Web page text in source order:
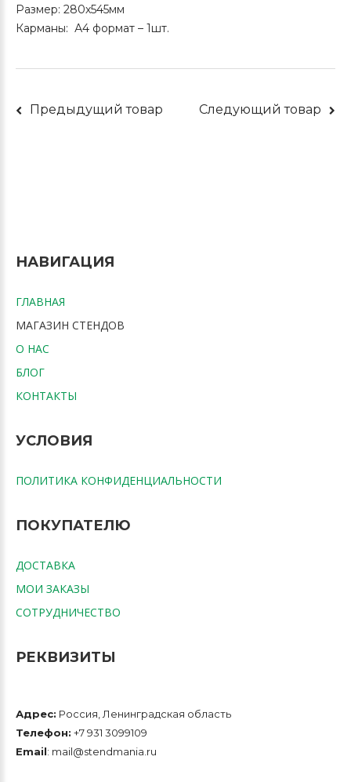
Размер: 280х545мм
Карманы: А4 формат – 1шт.
Предыдущий товар Следующий товар
НАВИГАЦИЯ
ГЛАВНАЯ
МАГАЗИН СТЕНДОВ
О НАС
БЛОГ
КОНТАКТЫ
УСЛОВИЯ
ПОЛИТИКА КОНФИДЕНЦИАЛЬНОСТИ
ПОКУПАТЕЛЮ
ДОСТАВКА
МОИ ЗАКАЗЫ
СОТРУДНИЧЕСТВО
РЕКВИЗИТЫ
Адрес: Россия, Ленинградская область
Телефон: +7 931 3099109
Email: mail@stendmania.ru